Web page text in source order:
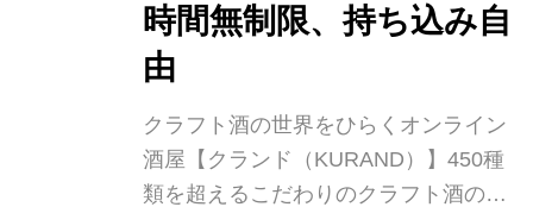
時間無制限、持ち込み自
由
クラフト酒の世界をひらくオンライン
酒屋【クランド（KURAND）】450種
類を超えるこだわりのクラフト酒のす